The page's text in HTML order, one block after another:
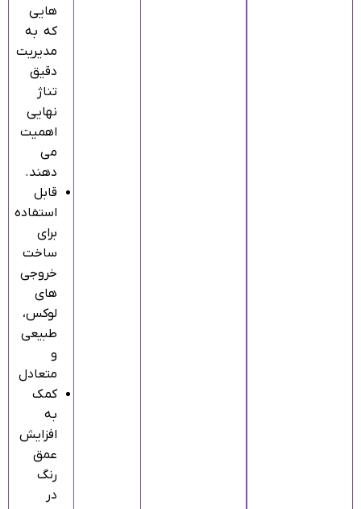
هایی
که به
مدیریت
دقیق
تناژ
نهایی
اهمیت
می‌
دهند.
قابل
استفاده
برای
ساخت
خروجی‌
های
لوکس،
طبیعی
و
متعادل
کمک
به
افزایش
عمق
رنگ
در